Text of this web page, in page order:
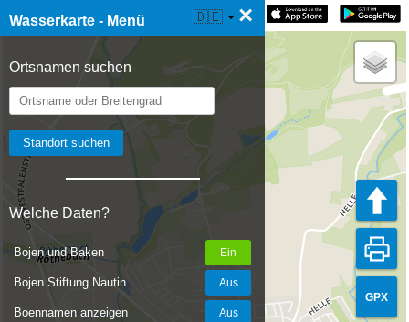
Wasserkarte - Menü ×
Ortsnamen suchen
Welche Daten?
Bojen und Baken
Bojen Stiftung Nautin
Boennamen anzeigen
☰ Wasserkarte Live 🇩🇪
GPX